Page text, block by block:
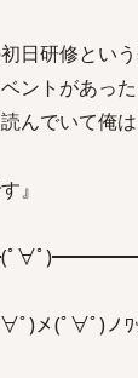
日研修とい
ントがあった
んでいて俺
』
∀ﾟ
ﾟ)メ(ﾟ∀ﾟ)ノﾜ